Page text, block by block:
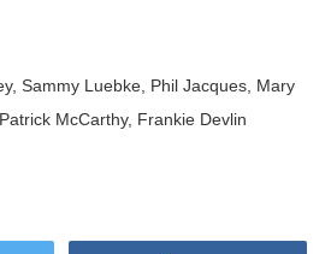
Sammy Luebke, Phil Jacques, Mary
McCarthy, Frankie Devlin